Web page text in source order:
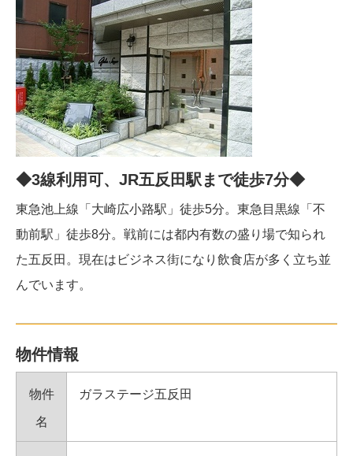
◆3線利用可、JR五反田駅まで徒歩7分◆
東急池上線「大崎広小路駅」徒歩5分。東急目黒線「不
動前駅」徒歩8分。戦前には都内有数の盛り場で知られ
た五反田。現在はビジネス街になり飲食店が多く立ち並
んでいます。
物件情報
物件
名
ガラステージ五反田